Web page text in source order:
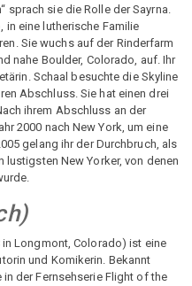
sprach sie die Rolle der Sayrna.
in eine lutherische Familie
Sie wuchs auf der Rinderfarm
nahe Boulder, Colorado, auf. Ihr
Schaal besuchte die Skyline
Abschluss. Sie hat einen drei
ihrem Abschluss an der
2000 nach New York, um eine
gelang ihr der Durchbruch, als
lustigsten New Yorker, von denen
)
in Longmont, Colorado) ist eine
und Komikerin. Bekannt
der Fernsehserie Flight of the